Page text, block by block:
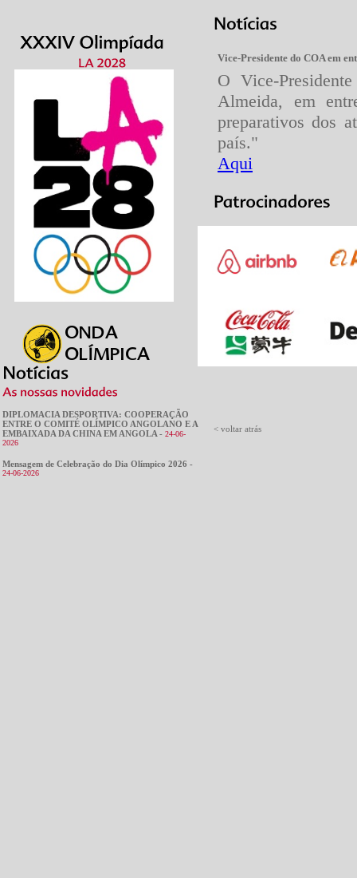
DIPLOMACIA DESPORTIVA: COOPERAÇÃO
ENTRE O COMITÉ OLÍMPICO ANGOLANO E A
EMBAIXADA DA CHINA EM ANGOLA - 24-06-
2026
Mensagem de Celebração do Dia Olímpico 2026 -
24-06-2026
Vice-Presidente do COA em
O Vice-
Almeida, em
preparativos dos
país."
Aqui
< voltar atrás